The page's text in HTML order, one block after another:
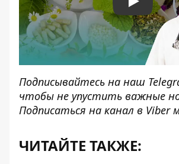
Play
Подписывайтесь на наш
чтобы не упустить важные
Подписаться на канал в Viber
ЧИТАЙТЕ ТАКЖЕ: